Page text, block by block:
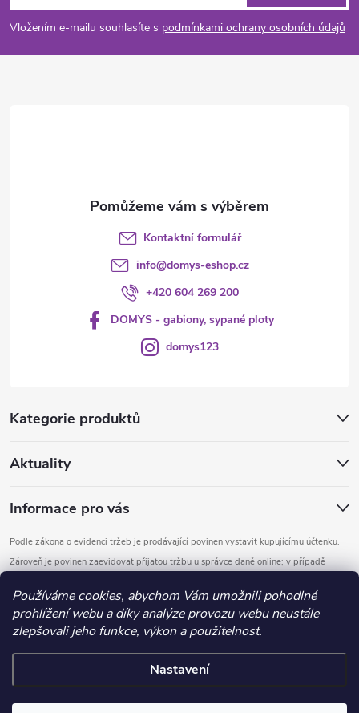
Používáme cookies, abychom Vám umožnili pohodlné
prohlížení webu a díky analýze provozu webu neustále
zlepšovali jeho funkce, výkon a použitelnost.
Nastavení
u
p
a
Vložením e-mailu souhlasíte s podmínkami ochrany osobních údajů
Kategorie produktů
Aktuality
Informace pro vás
Podle zákona o evidenci tržeb je prodávající povinen vystavit kupujícímu účtenku.
Zároveň je povinen zaevidovat přijatou tržbu u správce daně online; v případě
Kontaktní formulář
info@domys-eshop.cz
+420 604 269 200
DOMYS - gabiony, sypané ploty
domys123
Vytvořil Shoptet
Copyright 2026DOMYS. Všechna práva vyhrazena.